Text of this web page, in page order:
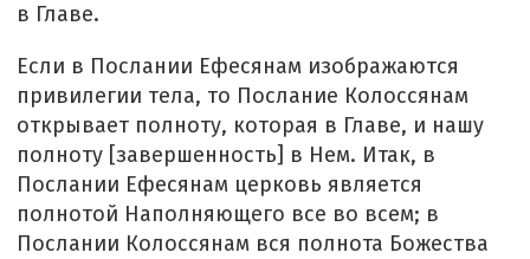
в Главе.
Если в Послании Ефесянам изображаются
привилегии тела, то Послание Колоссянам
открывает полноту, которая в Главе, и нашу
полноту [завершенность] в Нем. Итак, в
Послании Ефесянам церковь является
полнотой Наполняющего все во всем; в
Послании Колоссянам вся полнота Божества